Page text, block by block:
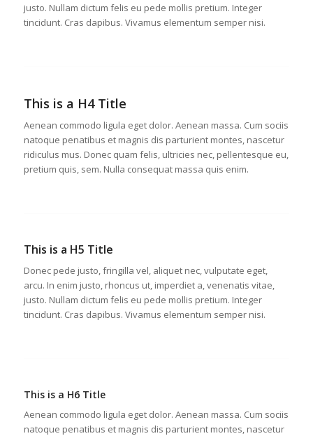
justo. Nullam dictum felis eu pede mollis pretium. Integer
tincidunt. Cras dapibus. Vivamus elementum semper nisi.
This is a H4 Title
Aenean commodo ligula eget dolor. Aenean massa. Cum sociis
natoque penatibus et magnis dis parturient montes, nascetur
ridiculus mus. Donec quam felis, ultricies nec, pellentesque eu,
pretium quis, sem. Nulla consequat massa quis enim.
This is a H5 Title
Donec pede justo, fringilla vel, aliquet nec, vulputate eget,
arcu. In enim justo, rhoncus ut, imperdiet a, venenatis vitae,
justo. Nullam dictum felis eu pede mollis pretium. Integer
tincidunt. Cras dapibus. Vivamus elementum semper nisi.
This is a H6 Title
Aenean commodo ligula eget dolor. Aenean massa. Cum sociis
natoque penatibus et magnis dis parturient montes, nascetur